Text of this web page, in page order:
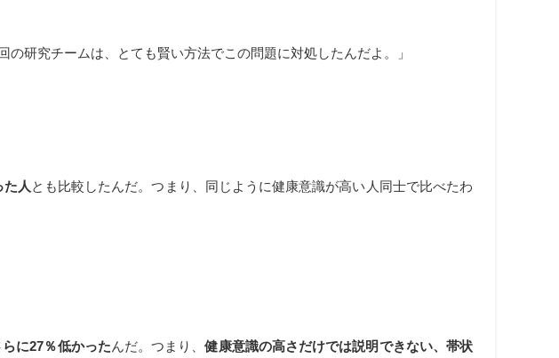
研究チームは、とても賢い方法でこの問題に対処したんだよ。」
人 とも比較したんだ。つまり、同じように健康意識が高い人同士で比べたわ
らに27％低かったんだ。つまり、健康意識の高さだけでは説明できない、帯状